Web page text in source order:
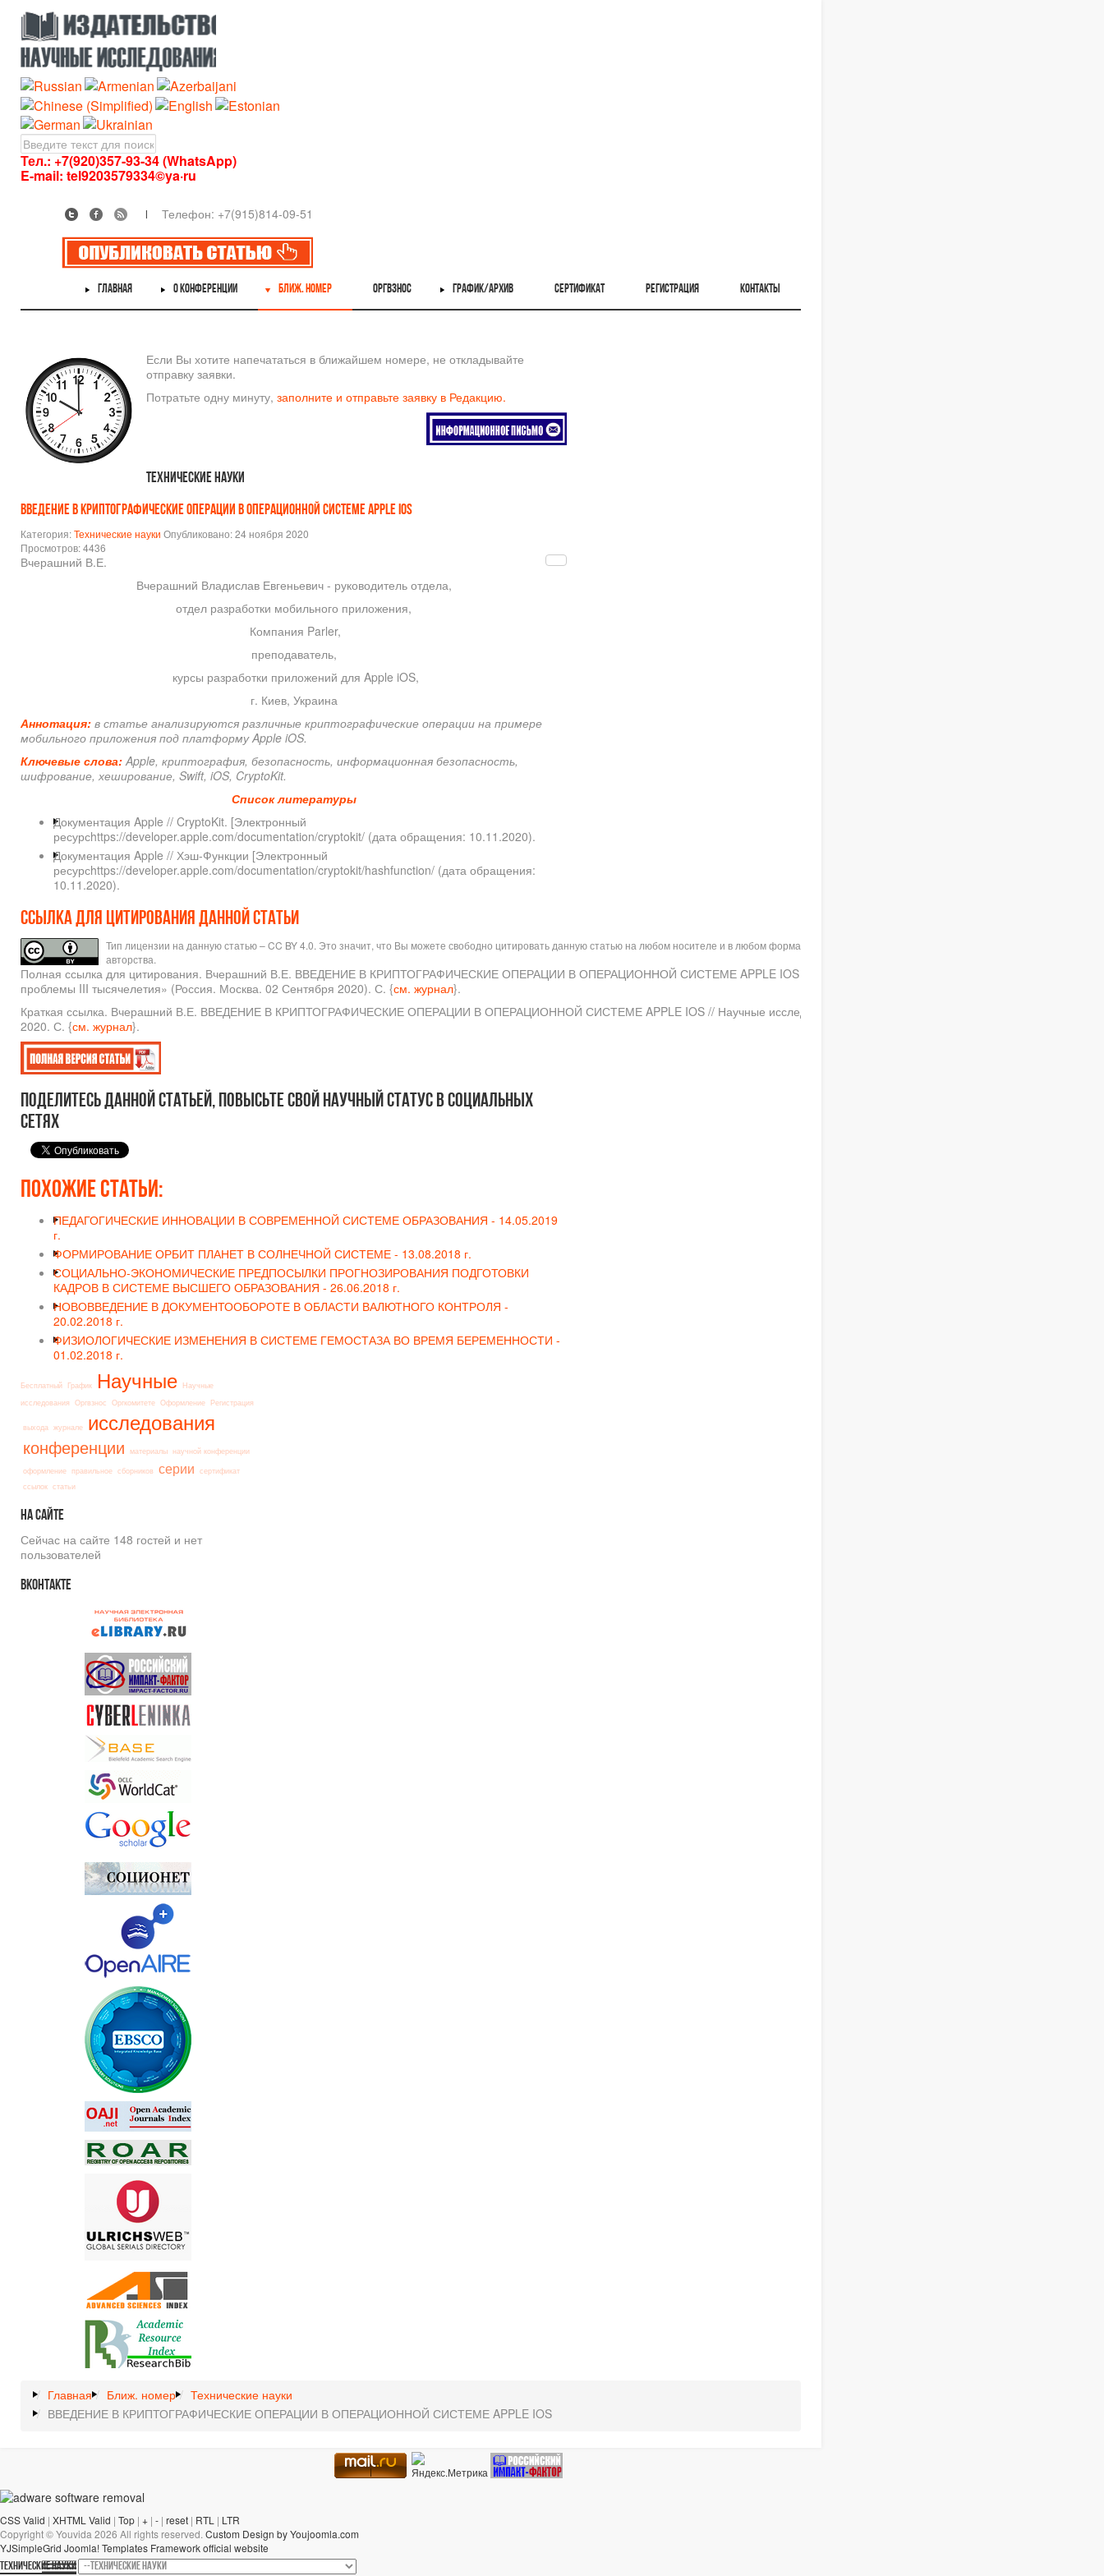
Тел.: +7(920)357-93-34 (WhatsApp)
E-mail: tel9203579334©ya·ru
Телефон: +7(915)814-09-51
ГЛАВНАЯ О КОНФЕРЕНЦИИ БЛИЖ. НОМЕР ОРГВЗНОС ГРАФИК/АРХИВ СЕРТИФИКАТ РЕГИСТРАЦИЯ КОНТАКТЫ
Если Вы хотите напечататься в ближайшем номере, не откладывайте
отправку заявки.
Потратьте одну минуту, заполните и отправьте заявку в Редакцию.
Технические науки
ВВЕДЕНИЕ В КРИПТОГРАФИЧЕСКИЕ ОПЕРАЦИИ В ОПЕРАЦИОННОЙ СИСТЕМЕ APPLE IOS
Категория:Технические науки Опубликовано: 24 ноября 2020
Просмотров: 4436
Вчерашний В.Е.
Вчерашний Владислав Евгеньевич - руководитель отдела,
отдел разработки мобильного приложения,
Компания Parler,
преподаватель,
курсы разработки приложений для Apple iOS,
г. Киев, Украина
Аннотация: в статье анализируются различные криптографические операции на примере
мобильного приложения под платформу Apple iOS.
Ключевые слова:Apple, криптография, безопасность, информационная безопасность,
шифрование, хеширование, Swift, iOS, CryptoKit.
Список литературы
Документация Apple // CryptoKit. [Электронный
ресурсhttps://developer.apple.com/documentation/cryptokit/ (дата обращения: 10.11.2020).
Документация Apple // Хэш-Функции [Электронный
ресурсhttps://developer.apple.com/documentation/cryptokit/hashfunction/ (дата обращения:
10.11.2020).
Ссылка для цитирования данной статьи
Тип лицензии на данную статью – CC BY 4.0. Это значит, что Вы можете свободно цитировать данную статью на любом носителе и в любом формате при указании
авторства.
Полная ссылка для цитирования. Вчерашний В.Е. ВВЕДЕНИЕ В КРИПТОГРАФИЧЕСКИЕ ОПЕРАЦИИ В ОПЕРАЦИОННОЙ СИСТЕМЕ APPLE IOS ключевые
проблемы III тысячелетия» (Россия. Москва. 02 Сентября 2020). С. {см. журнал}.
Краткая ссылка. Вчерашний В.Е. ВВЕДЕНИЕ В КРИПТОГРАФИЧЕСКИЕ ОПЕРАЦИИ В ОПЕРАЦИОННОЙ СИСТЕМЕ APPLE IOS // Научные исследования № 4(35).
2020. С. {см. журнал}.
Поделитесь данной статьей, повысьте свой научный статус в социальных
сетях
Похожие статьи:
ПЕДАГОГИЧЕСКИЕ ИННОВАЦИИ В СОВРЕМЕННОЙ СИСТЕМЕ ОБРАЗОВАНИЯ - 14.05.2019
г.
ФОРМИРОВАНИЕ ОРБИТ ПЛАНЕТ В СОЛНЕЧНОЙ СИСТЕМЕ - 13.08.2018 г.
СОЦИАЛЬНО-ЭКОНОМИЧЕСКИЕ ПРЕДПОСЫЛКИ ПРОГНОЗИРОВАНИЯ ПОДГОТОВКИ
КАДРОВ В СИСТЕМЕ ВЫСШЕГО ОБРАЗОВАНИЯ - 26.06.2018 г.
НОВОВВЕДЕНИЕ В ДОКУМЕНТООБОРОТЕ В ОБЛАСТИ ВАЛЮТНОГО КОНТРОЛЯ -
20.02.2018 г.
ФИЗИОЛОГИЧЕСКИЕ ИЗМЕНЕНИЯ В СИСТЕМЕ ГЕМОСТАЗА ВО ВРЕМЯ БЕРЕМЕННОСТИ -
01.02.2018 г.
Бесплатный График Научные Научные
исследования Оргвзнос Оргкомитете Оформление Регистрация
выхода журнале исследования
конференции материалы научной конференции
оформление правильное сборников серии сертификат
ссылок статьи
Насайте
Сейчас на сайте 148 гостей и нет
пользователей
Вконтакте
Главная Ближ. номер
Технические науки
ВВЕДЕНИЕ В КРИПТОГРАФИЧЕСКИЕ ОПЕРАЦИИ В ОПЕРАЦИОННОЙ СИСТЕМЕ APPLE IOS
CSS Valid | XHTML Valid | Top | + | - | reset | RTL | LTR
Copyright ©Youvida 2026 All rights reserved. Custom Design by Youjoomla.com
YJSimpleGrid Joomla! Templates Framework official website
ТЕХНИЧЕСКИЕ НАУКИ